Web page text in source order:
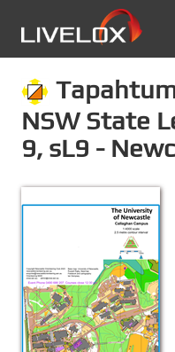
NSW State
9, sL9 -